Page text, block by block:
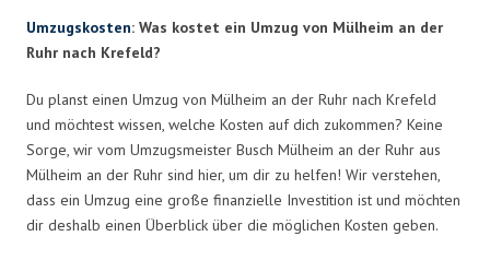
Umzugskosten: Was kostet ein Umzug von Mülheim an der
Ruhr nach Krefeld?
Du planst einen Umzug von Mülheim an der Ruhr nach Krefeld
und möchtest wissen, welche Kosten auf dich zukommen? Keine
Sorge, wir vom Umzugsmeister Busch Mülheim an der Ruhr aus
Mülheim an der Ruhr sind hier, um dir zu helfen! Wir verstehen,
dass ein Umzug eine große finanzielle Investition ist und möchten
dir deshalb einen Überblick über die möglichen Kosten geben.